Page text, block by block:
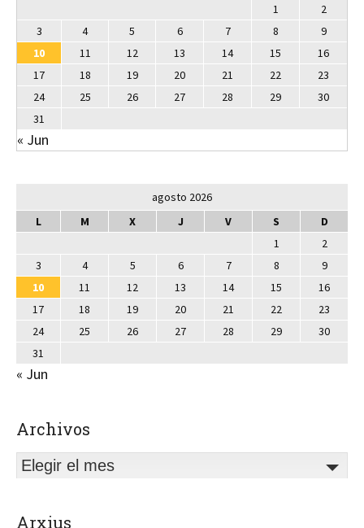
1
2
3
4 5 6 7 8
9
10
11 12 13 14 15
16
17
18 19 20 21 22
23
24
25 26 27 28 29
30
31
« Jun
agosto 2026
L
M X J V S
D
1
2
3
4 5 6 7 8
9
10
11 12 13 14 15
16
17
18 19 20 21 22
23
24
25 26 27 28 29
30
31
« Jun
Archivos
Elegir el mes
Arxius